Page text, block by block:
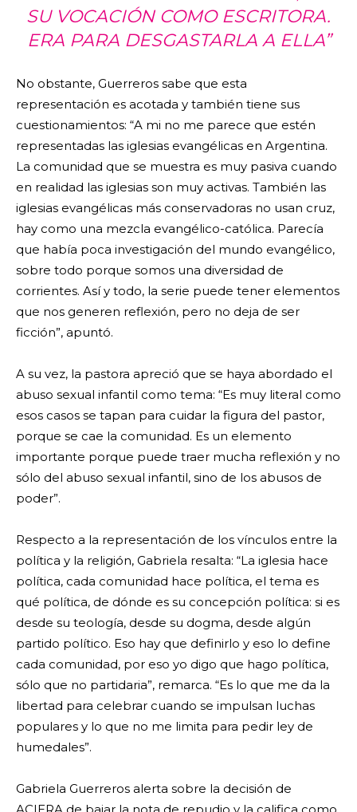
SU VOCACIÓN COMO ESCRITORA.
ERA PARA DESGASTARLA A ELLA”
No obstante, Guerreros sabe que esta
representación es acotada y también tiene sus
cuestionamientos: “A mi no me parece que estén
representadas las iglesias evangélicas en Argentina.
La comunidad que se muestra es muy pasiva cuando
en realidad las iglesias son muy activas. También las
iglesias evangélicas más conservadoras no usan cruz,
hay como una mezcla evangélico-católica. Parecía
que había poca investigación del mundo evangélico,
sobre todo porque somos una diversidad de
corrientes. Así y todo, la serie puede tener elementos
que nos generen reflexión, pero no deja de ser
ficción”, apuntó.
A su vez, la pastora apreció que se haya abordado el
abuso sexual infantil como tema: “Es muy literal como
esos casos se tapan para cuidar la figura del pastor,
porque se cae la comunidad. Es un elemento
importante porque puede traer mucha reflexión y no
sólo del abuso sexual infantil, sino de los abusos de
poder”.
Respecto a la representación de los vínculos entre la
política y la religión, Gabriela resalta: “La iglesia hace
política, cada comunidad hace política, el tema es
qué política, de dónde es su concepción política: si es
desde su teología, desde su dogma, desde algún
partido político. Eso hay que definirlo y eso lo define
cada comunidad, por eso yo digo que hago política,
sólo que no partidaria”, remarca. “Es lo que me da la
libertad para celebrar cuando se impulsan luchas
populares y lo que no me limita para pedir ley de
humedales”.
Gabriela Guerreros alerta sobre la decisión de